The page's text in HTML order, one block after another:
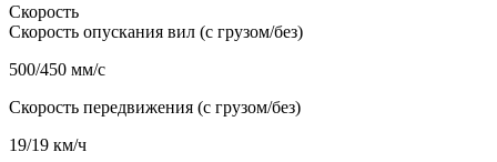
Скорость
Скорость опускания вил (с грузом/без)
500/450 мм/с
Скорость передвижения (с грузом/без)
19/19 км/ч